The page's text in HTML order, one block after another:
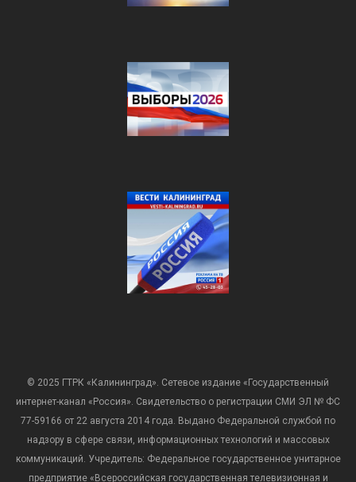
© 2025 ГТРК «Калининград». Сетевое издание «Государственный
интернет-канал «Россия». Свидетельство о регистрации СМИ ЭЛ № ФС
77-59166 от 22 августа 2014 года. Выдано Федеральной службой по
надзору в сфере связи, информационных технологий и массовых
коммуникаций. Учредитель: Федеральное государственное унитарное
предприятие «Всероссийская государственная телевизионная и